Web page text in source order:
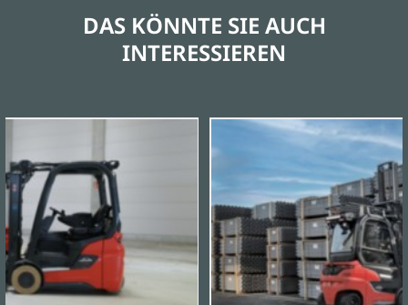
DAS KÖNNTE SIE AUCH
INTERESSIEREN